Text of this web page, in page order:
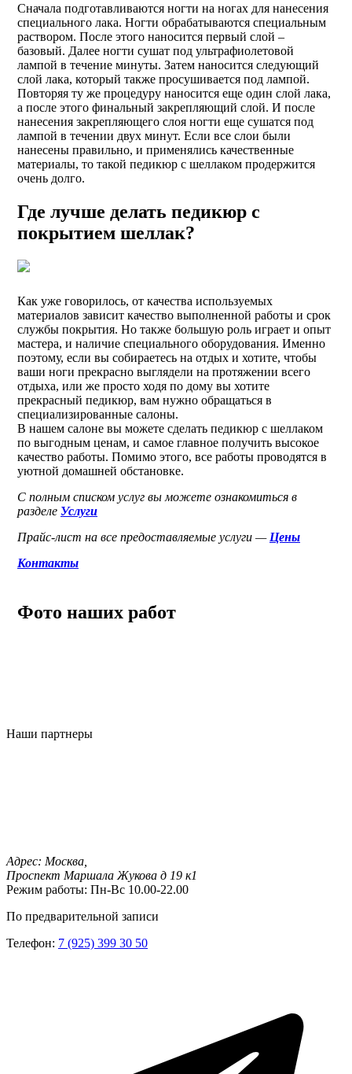
Сначала подготавливаются ногти на ногах для нанесения
специального лака. Ногти обрабатываются специальным
раствором. После этого наносится первый слой –
базовый. Далее ногти сушат под ультрафиолетовой
лампой в течение минуты. Затем наносится следующий
слой лака, который также просушивается под лампой.
Повторяя ту же процедуру наносится еще один слой лака,
а после этого финальный закрепляющий слой. И после
нанесения закрепляющего слоя ногти еще сушатся под
лампой в течении двух минут. Если все слои были
нанесены правильно, и применялись качественные
материалы, то такой педикюр с шеллаком продержится
очень долго.
Где лучше делать педикюр с
покрытием шеллак?
Как уже говорилось, от качества используемых
материалов зависит качество выполненной работы и срок
службы покрытия. Но также большую роль играет и опыт
мастера, и наличие специального оборудования. Именно
поэтому, если вы собираетесь на отдых и хотите, чтобы
ваши ноги прекрасно выглядели на протяжении всего
отдыха, или же просто ходя по дому вы хотите
прекрасный педикюр, вам нужно обращаться в
специализированные салоны.
В нашем салоне вы можете сделать педикюр с шеллаком
по выгодным ценам, и самое главное получить высокое
качество работы. Помимо этого, все работы проводятся в
уютной домашней обстановке.
С полным списком услуг вы можете ознакомиться в
разделе Услуги
Прайс-лист на все предоставляемые услуги — Цены
Контакты
Фото наших работ
Наши партнеры
Адрес: Москва,
Проспект Маршала Жукова д 19 к1
Режим работы: Пн-Вс 10.00-22.00
По предварительной записи
Телефон: 7 (925) 399 30 50